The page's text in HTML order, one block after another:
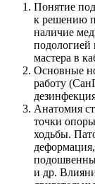
Понятие
к решению
наличие
подологией
мастера в
Основные
работу
Анатомия
точки
ходьбы.
и др.